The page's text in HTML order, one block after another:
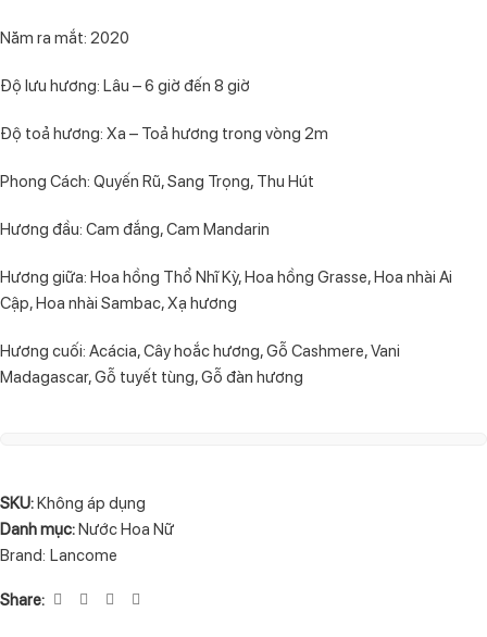
Năm ra mắt: 2020
Độ lưu hương: Lâu – 6 giờ đến 8 giờ
Độ toả hương: Xa – Toả hương trong vòng 2m
Phong Cách: Quyến Rũ, Sang Trọng, Thu Hút
Hương đầu: Cam đắng, Cam Mandarin
Hương giữa: Hoa hồng Thổ Nhĩ Kỳ, Hoa hồng Grasse, Hoa nhài Ai
Cập, Hoa nhài Sambac, Xạ hương
Hương cuối: Acácia, Cây hoắc hương, Gỗ Cashmere, Vani
Madagascar, Gỗ tuyết tùng, Gỗ đàn hương
SKU:Không áp dụng
Danh mục:Nước Hoa Nữ
Brand: Lancome
Share: